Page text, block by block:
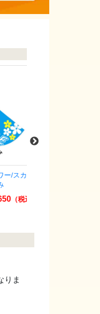
カイ
税込）
りま